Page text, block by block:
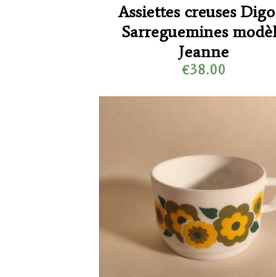
Assiettes creuses
Sarreguemines
Jeanne
€38.00